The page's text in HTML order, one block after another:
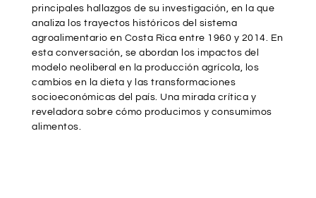
principales hallazgos de su investigación, en la que
analiza los trayectos históricos del sistema
agroalimentario en Costa Rica entre 1960 y 2014. En
esta conversación, se abordan los impactos del
modelo neoliberal en la producción agrícola, los
cambios en la dieta y las transformaciones
socioeconómicas del país. Una mirada crítica y
reveladora sobre cómo producimos y consumimos
alimentos.